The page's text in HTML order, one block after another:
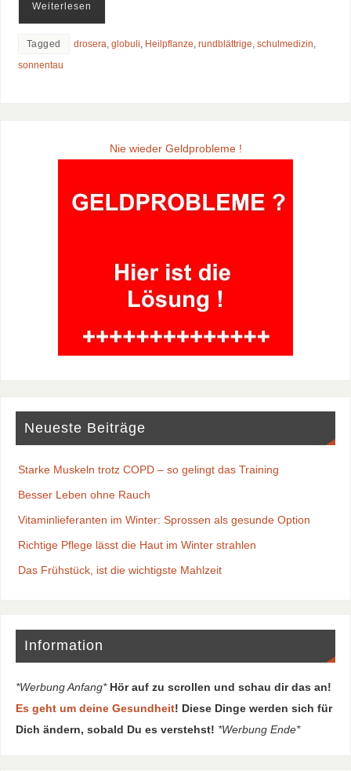
Weiterlesen
Tagged drosera, globuli, Heilpflanze, rundblättrige, schulmedizin,
sonnentau
Nie wieder Geldprobleme !
Neueste Beiträge
Starke Muskeln trotz COPD – so gelingt das Training
Besser Leben ohne Rauch
Vitaminlieferanten im Winter: Sprossen als gesunde Option
Richtige Pflege lässt die Haut im Winter strahlen
Das Frühstück, ist die wichtigste Mahlzeit
Information
*Werbung Anfang* Hör auf zu scrollen und schau dir das an!
Es geht um deine Gesundheit! Diese Dinge werden sich für
Dich ändern, sobald Du es verstehst! *Werbung Ende*